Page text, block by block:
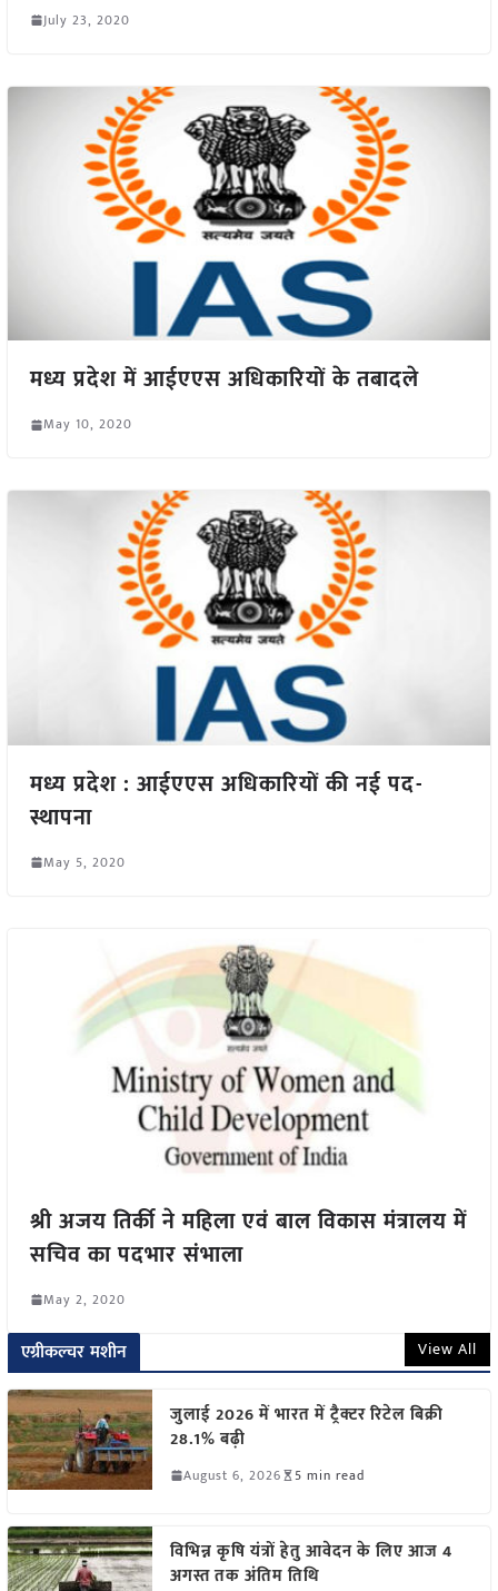
July 23, 2020
मध्य प्रदेश में आईएएस अधिकारियों के तबादले
May 10, 2020
मध्य प्रदेश : आईएएस अधिकारियों की नई पद-
स्थापना
May 5, 2020
श्री अजय तिर्की ने महिला एवं बाल विकास मंत्रालय में
सचिव का पदभार संभाला
May 2, 2020
एग्रीकल्चर मशीन View All
जुलाई 2026 में भारत में ट्रैक्टर रिटेल बिक्री
28.1% बढ़ी
August 6, 2026 5 min read
विभिन्न कृषि यंत्रों हेतु आवेदन के लिए आज 4
अगस्त तक अंतिम तिथि